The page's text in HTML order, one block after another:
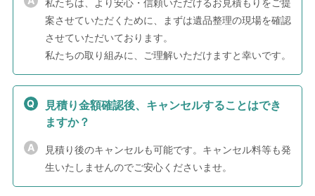
案させていただくために、まずは遺品整理の現場を確認
させていただいております。
私たちの取り組みに、ご理解いただけますと幸いです。
見積り金額確認後、キャンセルすることはでき
ますか？
見積り後のキャンセルも可能です。キャンセル料等も発
生いたしませんのでご安心くださいませ。